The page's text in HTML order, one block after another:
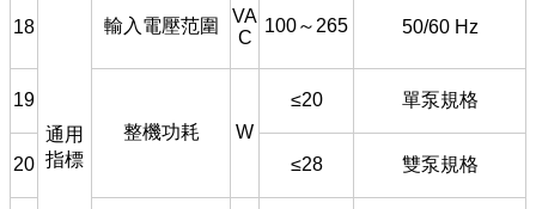
通用
指標
18 輸入電壓范圍
VA
C
100～265 50/60 Hz
19
整機功耗
W
≤20 單泵規格
20 ≤28 雙泵規格